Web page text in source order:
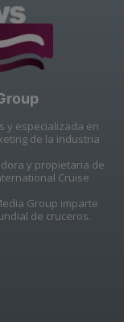
y especializada en
de la industria
y propietaria de
Cruise
Group imparte
de cruceros.